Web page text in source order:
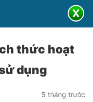
thức hoạt
dụng
5 tháng trước